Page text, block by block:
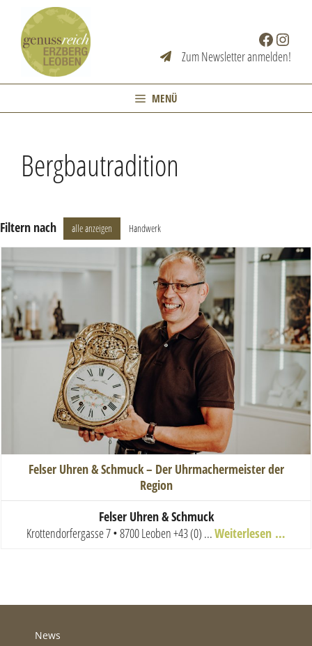
springen
Facebook
Zum Newsletter anmelden!
MENÜ
Bergbautradition
Filtern nach alle anzeigen Handwerk
Felser Uhren & Schmuck – Der Uhrmachermeister der
Region
Felser Uhren & Schmuck
Krottendorfergasse 7 • 8700 Leoben+43 (0) ...Weiterlesen …
News